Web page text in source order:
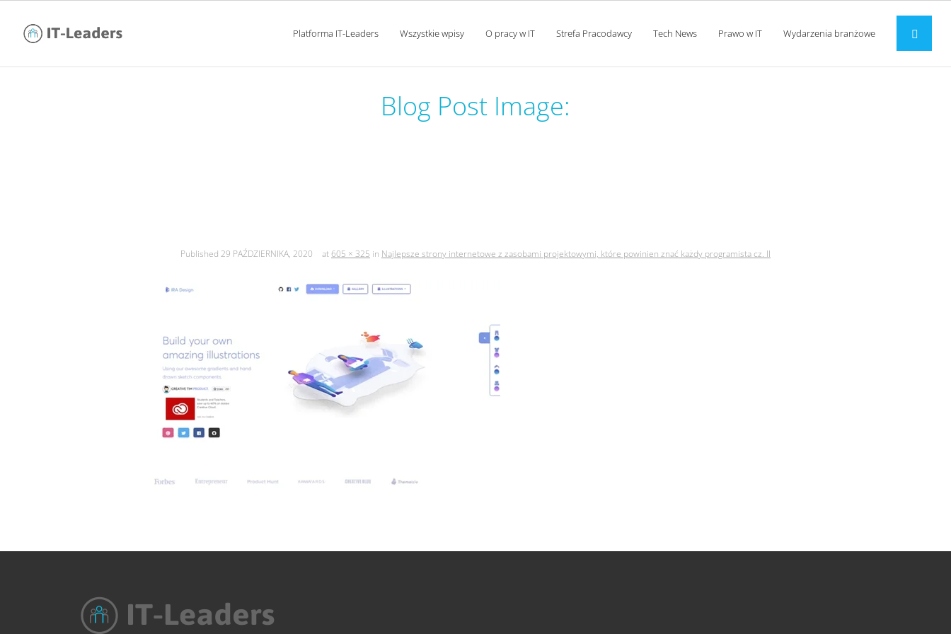
Platforma IT-Leaders Wszystkie wpisy O pracy w IT Strefa Pracodawcy Tech News Prawo w IT Wydarzenia branżowe
Blog Post Image:
Published 29 PAŹDZIERNIKA, 2020 at 605 × 325 in Najlepsze strony internetowe z zasobami projektowymi, które powinien znać każdy programista cz. II